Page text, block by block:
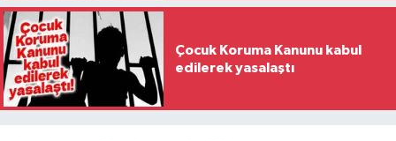
Çocuk Koruma Kanunu kabul
edilerek yasalaştı